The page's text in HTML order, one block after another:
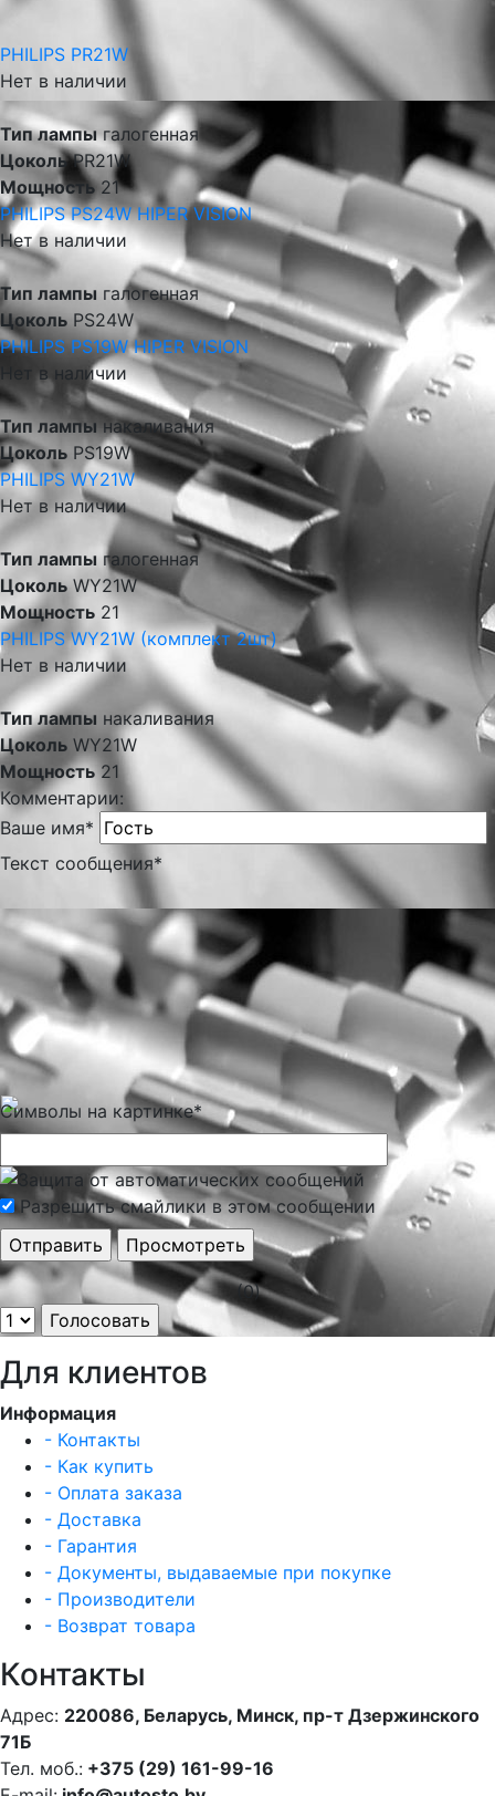
PHILIPS PR21W
Нет в наличии
Тип лампыгалогенная
ЦокольPR21W
Мощность21
PHILIPS PS24W HIPER VISION
Нет в наличии
Тип лампы галогенная
ЦокольPS24W
PHILIPS PS19W HIPER VISION
Нет в наличии
Тип лампынакаливания
Цоколь PS19W
PHILIPS WY21W
Нет в наличии
Тип лампы галогенная
ЦокольWY21W
Мощность 21
PHILIPS WY21W (комплект 2шт)
Нет в наличии
Тип лампы накаливания
Цоколь WY21W
Мощность 21
Комментарии:
Ваше имя*
Текст сообщения*
Символы на картинке*
Разрешить смайлики в этом сообщении
(0)
Для клиентов
Информация
- Контакты
- Как купить
- Оплата заказа
- Доставка
- Гарантия
- Документы, выдаваемые при покупке
- Производители
- Возврат товара
Контакты
Адрес: 220086, Беларусь, Минск, пр-т Дзержинского
71Б
Тел. моб.: +375 (29) 161-99-16